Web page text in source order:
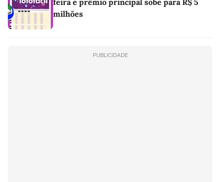
feira e prêmio principal sobe para R$ 5
milhões
PUBLICIDADE